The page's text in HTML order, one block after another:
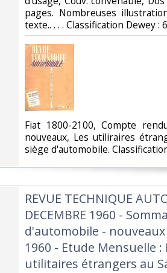
pages. Nombreuses
texte.. . . . Classification Dewey :
‎Fiat 1800-2100, Compte
nouveaux, Les utiliraires
siège d'automobile.
‎REVUE TECHNIQUE
DECEMBRE 1960 -
d'automobile -
1960 - Etude Mensuelle :
utilitaires étrangers au